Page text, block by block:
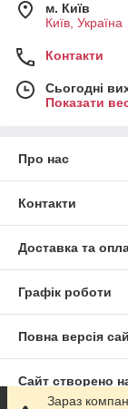
м. Київ
Київ, Україна
Контакти
Сьогодні
Показати
Про нас
Контакти
Доставка та
Графік роботи
Повна версія
Сайт створено
Зараз